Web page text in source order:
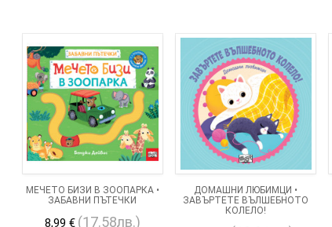
МЕЧЕТО БИЗИ В ЗООПАРКА •
ЗАБАВНИ ПЪТЕЧКИ
8,99 € (17.58лв.)
ДОМАШНИ ЛЮБИМЦИ •
ЗАВЪРТЕТЕ ВЪЛШЕБНОТО
КОЛЕЛО!